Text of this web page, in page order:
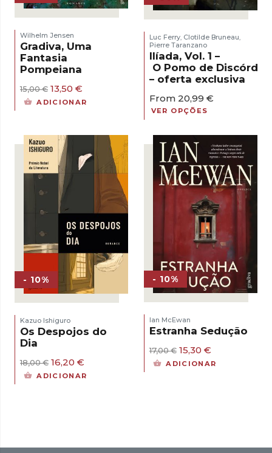
Wilhelm Jensen
Gradiva, Uma
Fantasia
Pompeiana
15,00€ O
preço
13,50 €
preço
ADICIONAR
Luc Ferry, Clotilde Bruneau
Pierre Taranzano
Ilíada, Vol. 1 –
O Pomo de Discórdia
– oferta exclusiva
From 20,99 €
VER OPÇÕES
- 10%
Kazuo Ishiguro
Os Despojos do
Dia
18,00€ O
preço
16,20 €
preço
ADICIONAR
- 10%
Ian McEwan
Estranha Sedução
17,00€ O
preço
15,30 €O
preço
ADICIONAR